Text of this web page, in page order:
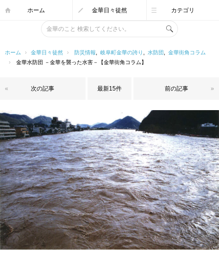
ホーム 金華日々徒然 カテゴリ
ホーム › 金華日々徒然 › 防災情報 岐阜町金華の誇り 水防団
金華街角コラム
›
金華水防団 －金華を襲った水害－【金華街角コラム】
次の記事
« 最新15件 前の記事 »